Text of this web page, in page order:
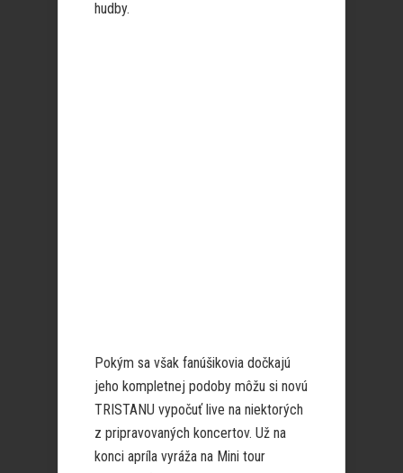
hudby.
Pokým sa však fanúšikovia dočkajú
jeho kompletnej podoby môžu si novú
TRISTANU vypočuť live na niektorých
z pripravovaných koncertov. Už na
konci apríla vyráža na Mini tour